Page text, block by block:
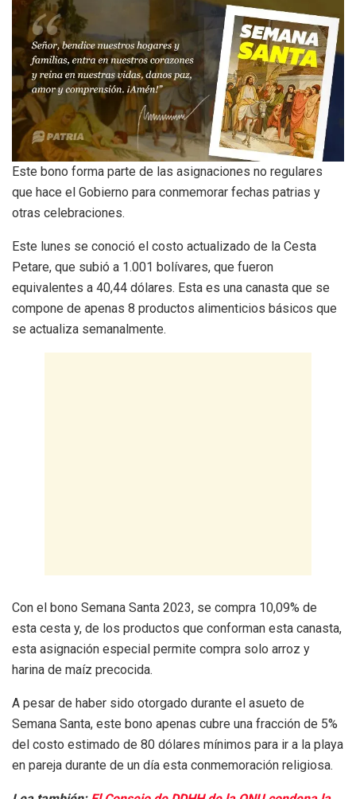
Este bono forma parte de las asignaciones no regulares
que hace el Gobierno para conmemorar fechas patrias y
otras celebraciones.
Este lunes se conoció el costo actualizado de la Cesta
Petare, que subió a 1.001 bolívares, que fueron
equivalentes a 40,44 dólares. Esta es una canasta que se
compone de apenas 8 productos alimenticios básicos que
se actualiza semanalmente.
Con el bono Semana Santa 2023, se compra 10,09% de
esta cesta y, de los productos que conforman esta canasta,
esta asignación especial permite compra solo arroz y
harina de maíz precocida.
A pesar de haber sido otorgado durante el asueto de
Semana Santa, este bono apenas cubre una fracción de 5%
del costo estimado de 80 dólares mínimos para ir a la playa
en pareja durante de un día esta conmemoración religiosa.